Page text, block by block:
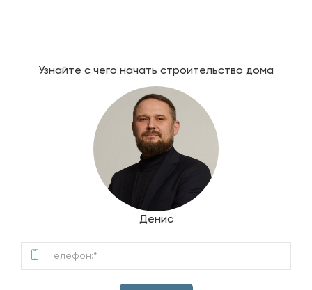
Узнайте с чего начать строительство дома
Денис